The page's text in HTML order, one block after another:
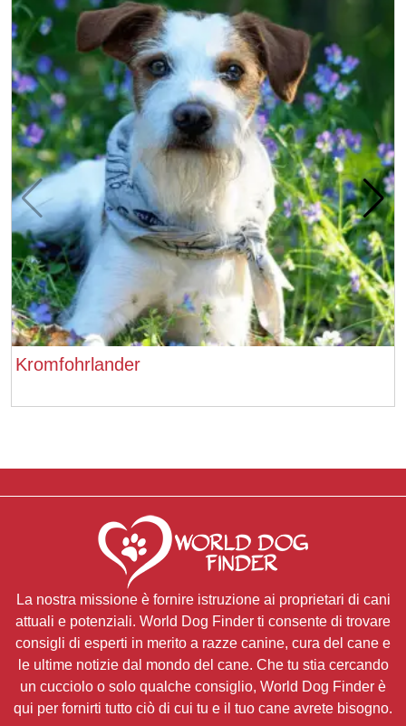
Kromfohrlander
La nostra missione è fornire istruzione ai proprietari di cani
attuali e potenziali. World Dog Finder ti consente di trovare
consigli di esperti in merito a razze canine, cura del cane e
le ultime notizie dal mondo del cane. Che tu stia cercando
un cucciolo o solo qualche consiglio, World Dog Finder è
qui per fornirti tutto ciò di cui tu e il tuo cane avrete bisogno.